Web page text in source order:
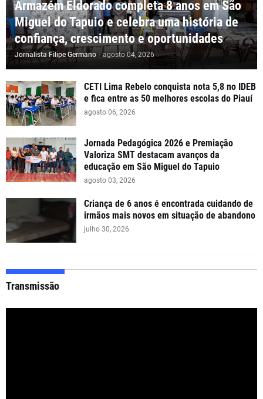
Armazém Eldorado completa 8 anos em São
Miguel do Tapuio e celebra uma história de
confiança, crescimento e oportunidades
Jornalista Filipe Germano - agosto 04, 2026
CETI Lima Rebelo conquista nota 5,8 no IDEB
e fica entre as 50 melhores escolas do Piauí
agosto 06, 2026
Jornada Pedagógica 2026 e Premiação
Valoriza SMT destacam avanços da
educação em São Miguel do Tapuio
agosto 03, 2026
Criança de 6 anos é encontrada cuidando de
irmãos mais novos em situação de abandono
julho 30, 2026
Transmissão